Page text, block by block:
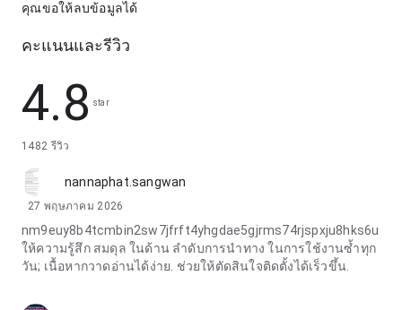
คุณขอให้ลบข้อมูลได้
คะแนนและรีวิว
4.8 star
1482 รีวิว
nannaphat.sangwan
27 พฤษภาคม 2026
nm9euy8b4tcmbin2sw7jfrft4yhgdae5gjrms74rjspxju8hks6u
ให้ความรู้สึก สมดุล ในด้าน ลำดับการนำทาง ในการใช้งานซ้ำทุก
วัน; เนื้อหากวาดอ่านได้ง่าย. ช่วยให้ตัดสินใจติดตั้งได้เร็วขึ้น.